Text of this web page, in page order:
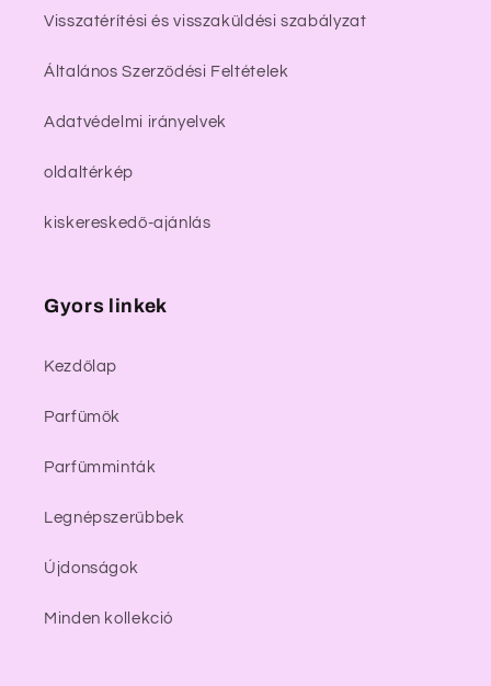
Visszatérítési és visszaküldési szabályzat
Általános Szerződési Feltételek
Adatvédelmi irányelvek
oldaltérkép
kiskereskedő-ajánlás
Gyors linkek
Kezdőlap
Parfümök
Parfümminták
Legnépszerűbbek
Újdonságok
Minden kollekció